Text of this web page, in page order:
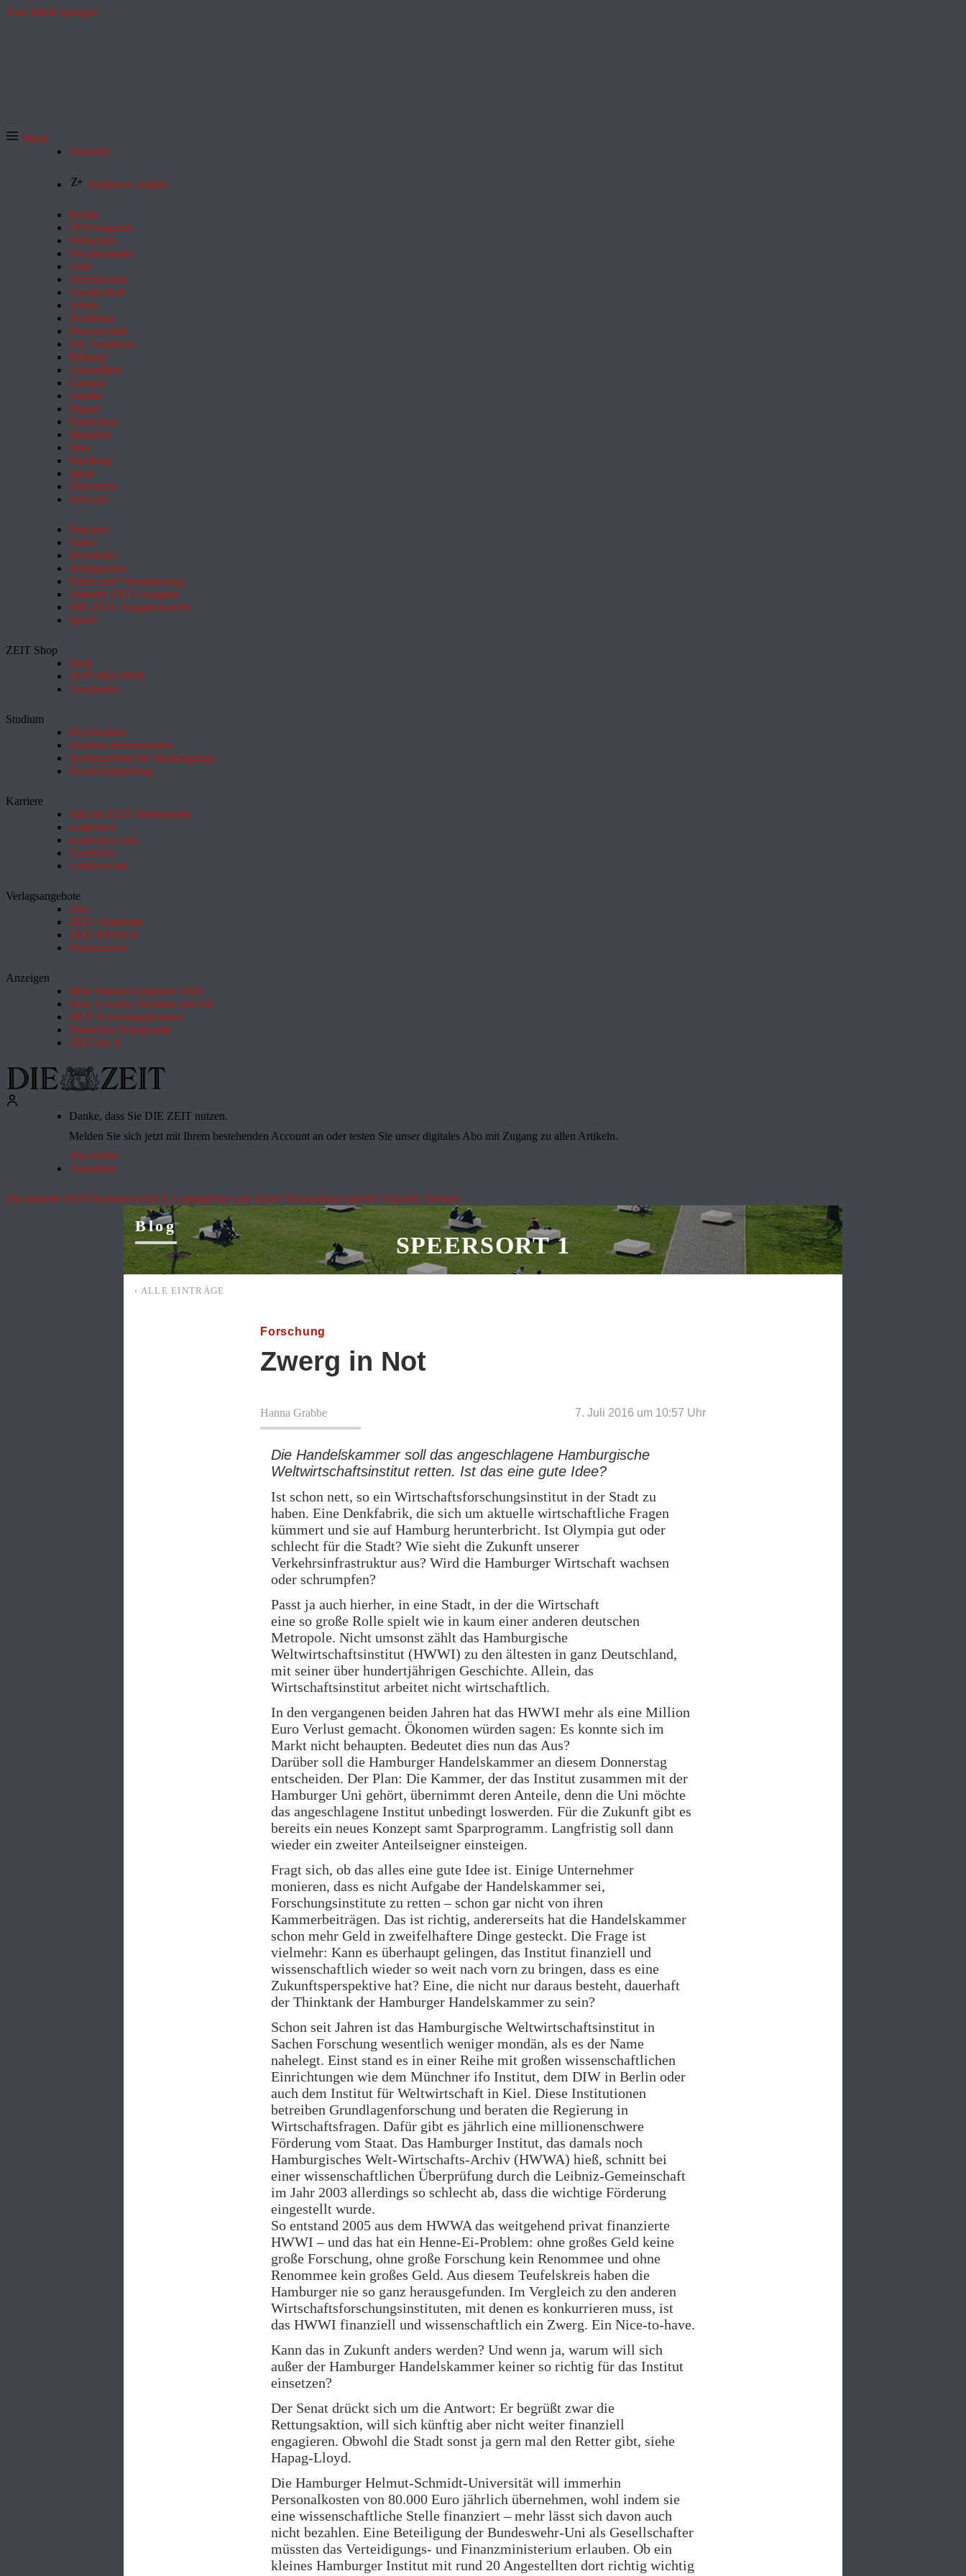
Zum Inhalt springen
Menü
Startseite
Exklusive Artikel
Politik
ZEITmagazin
Wirtschaft
Wochenmarkt
Geld
Wochenende
Gesellschaft
Arbeit
Feuilleton
Wissenschaft
Pol. Feuilleton
Bildung
Gesundheit
Campus
Familie
Digital
Entdecken
Mobilität
Sinn
Hamburg
Sport
Österreich
Schweiz
Podcasts
Video
Newsletter
Schlagzeilen
Daten und Visualisierung
Aktuelle ZEIT-Ausgabe
DIE ZEIT Ausgabenarchiv
Spiele
ZEIT Shop
Shop
ZEIT BÜCHER
Geschenke
Studium
HeyStudium
Studium-Interessentest
Suchmaschine für Studiengänge
Hochschulranking
Karriere
Jobs im ZEIT Stellenmarkt
academics
academics.com
GoodJobs
e-fellows.net
Verlagsangebote
Abo
ZEIT Akademie
ZEIT REISEN
Partnersuche
Anzeigen
Most Wanted Employer 2026
How it works: Studium und Job
ZEIT Forschungskosmos
Deutsches Schulportal
ZEIT für X
Danke, dass Sie DIE ZEIT nutzen.
Melden Sie sich jetzt mit Ihrem bestehenden Account an oder testen Sie unser digitales Abo mit Zugang zu allen Artikeln.
Abo testen
Anmelden
Die aktuelle ZEITDrohnenvorfall in LeipzigHitze und Dürre"Deutschland spricht"Aktuelle Themen
Blog
SPEERSORT 1
‹ ALLE EINTRÄGE
Forschung
Zwerg in Not
Hanna Grabbe 7. Juli 2016 um 10:57 Uhr
Die Handelskammer soll das angeschlagene Hamburgische
Weltwirtschaftsinstitut retten. Ist das eine gute Idee?
Ist schon nett, so ein Wirtschaftsforschungsinstitut in der Stadt zu
haben. Eine Denkfabrik, die sich um aktuelle wirtschaftliche Fragen
kümmert und sie auf Hamburg herunterbricht. Ist Olympia gut oder
schlecht für die Stadt? Wie sieht die Zukunft unserer
Verkehrsinfrastruktur aus? Wird die Hamburger Wirtschaft wachsen
oder schrumpfen?
Passt ja auch hierher, in eine Stadt, in der die Wirtschaft
eine so große Rolle spielt wie in kaum einer anderen deutschen
Metropole. Nicht umsonst zählt das Hamburgische
Weltwirtschaftsinstitut (HWWI) zu den ältesten in ganz Deutschland,
mit seiner über hundertjährigen Geschichte. Allein, das
Wirtschaftsinstitut arbeitet nicht wirtschaftlich.
In den vergangenen beiden Jahren hat das HWWI mehr als eine Million
Euro Verlust gemacht. Ökonomen würden sagen: Es konnte sich im
Markt nicht behaupten. Bedeutet dies nun das Aus?
Darüber soll die Hamburger Handelskammer an diesem Donnerstag
entscheiden. Der Plan: Die Kammer, der das Institut zusammen mit der
Hamburger Uni gehört, übernimmt deren Anteile, denn die Uni möchte
das angeschlagene Institut unbedingt loswerden. Für die Zukunft gibt es
bereits ein neues Konzept samt Sparprogramm. Langfristig soll dann
wieder ein zweiter Anteilseigner einsteigen.
Fragt sich, ob das alles eine gute Idee ist. Einige Unternehmer
monieren, dass es nicht Aufgabe der Handelskammer sei,
Forschungsinstitute zu retten – schon gar nicht von ihren
Kammerbeiträgen. Das ist richtig, andererseits hat die Handelskammer
schon mehr Geld in zweifelhaftere Dinge gesteckt. Die Frage ist
vielmehr: Kann es überhaupt gelingen, das Institut finanziell und
wissenschaftlich wieder so weit nach vorn zu bringen, dass es eine
Zukunftsperspektive hat? Eine, die nicht nur daraus besteht, dauerhaft
der Thinktank der Hamburger Handelskammer zu sein?
Schon seit Jahren ist das Hamburgische Weltwirtschaftsinstitut in
Sachen Forschung wesentlich weniger mondän, als es der Name
nahelegt. Einst stand es in einer Reihe mit großen wissenschaftlichen
Einrichtungen wie dem Münchner ifo Institut, dem DIW in Berlin oder
auch dem Institut für Weltwirtschaft in Kiel. Diese Institutionen
betreiben Grundlagenforschung und beraten die Regierung in
Wirtschaftsfragen. Dafür gibt es jährlich eine millionenschwere
Förderung vom Staat. Das Hamburger Institut, das damals noch
Hamburgisches Welt-Wirtschafts-Archiv (HWWA) hieß, schnitt bei
einer wissenschaftlichen Überprüfung durch die Leibniz-Gemeinschaft
im Jahr 2003 allerdings so schlecht ab, dass die wichtige Förderung
eingestellt wurde.
So entstand 2005 aus dem HWWA das weitgehend privat finanzierte
HWWI – und das hat ein Henne-Ei-Problem: ohne großes Geld keine
große Forschung, ohne große Forschung kein Renommee und ohne
Renommee kein großes Geld. Aus diesem Teufelskreis haben die
Hamburger nie so ganz herausgefunden. Im Vergleich zu den anderen
Wirtschaftsforschungsinstituten, mit denen es konkurrieren muss, ist
das HWWI finanziell und wissenschaftlich ein Zwerg. Ein Nice-to-have.
Kann das in Zukunft anders werden? Und wenn ja, warum will sich
außer der Hamburger Handelskammer keiner so richtig für das Institut
einsetzen?
Der Senat drückt sich um die Antwort: Er begrüßt zwar die
Rettungsaktion, will sich künftig aber nicht weiter finanziell
engagieren. Obwohl die Stadt sonst ja gern mal den Retter gibt, siehe
Hapag-Lloyd.
Die Hamburger Helmut-Schmidt-Universität will immerhin
Personalkosten von 80.000 Euro jährlich übernehmen, wohl indem sie
eine wissenschaftliche Stelle finanziert – mehr lässt sich davon auch
nicht bezahlen. Eine Beteiligung der Bundeswehr-Uni als Gesellschafter
müssten das Verteidigungs- und Finanzministerium erlauben. Ob ein
kleines Hamburger Institut mit rund 20 Angestellten dort richtig wichtig